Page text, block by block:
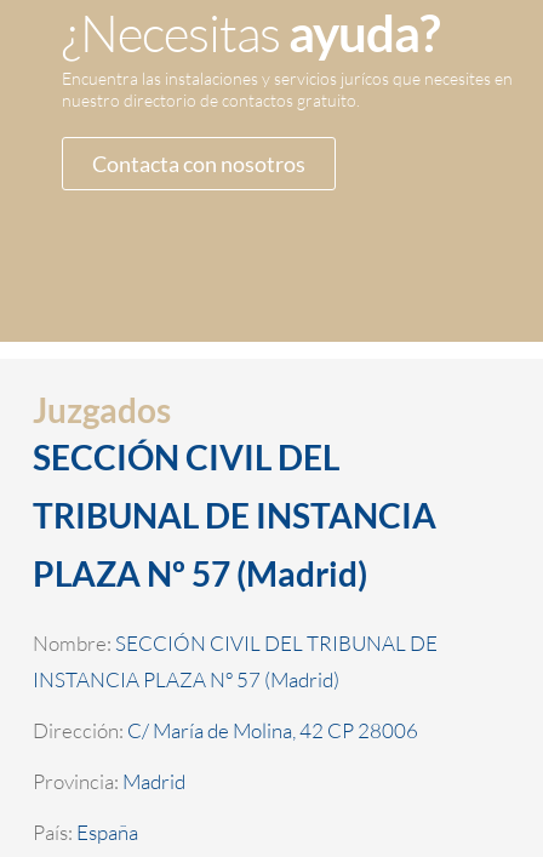
¿Necesitasayuda?
Encuentra las instalaciones y servicios jurícos que necesites en
nuestro directorio de contactos gratuito.
Contacta con nosotros
Juzgados
SECCIÓN CIVIL DEL
TRIBUNAL DE INSTANCIA
PLAZA Nº 57 (Madrid)
Nombre: SECCIÓN CIVIL DEL TRIBUNAL DE
INSTANCIA PLAZA Nº 57 (Madrid)
Dirección: C/ María de Molina, 42 CP 28006
Provincia: Madrid
País: España